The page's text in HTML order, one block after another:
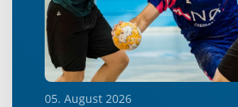
05. August 2026